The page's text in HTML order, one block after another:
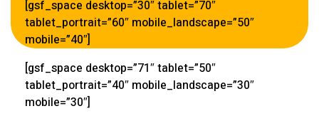
[gsf_space desktop=”30″ tablet=”70″
tablet_portrait=”60″ mobile_landscape=”50″
mobile=”40″]
[gsf_space desktop=”71″ tablet=”50″
tablet_portrait=”40″ mobile_landscape=”30″
mobile=”30″]